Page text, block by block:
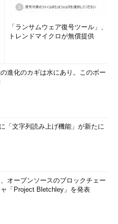
「ランサムウェア復号ツール」、
トレンドマイクロが無償提供
進化のカギは水にあり。このボー
「文字列読み上げ機能」が新たに
オープンソースのブロックチェー
「Project Bletchley」を発表